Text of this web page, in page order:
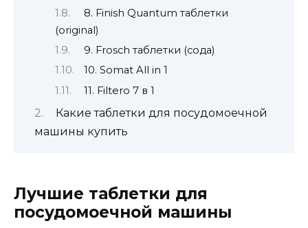
8. Finish Quantum таблетки
(original)
9. Frosch таблетки (сода)
10. Somat All in 1
11. Filtero 7 в 1
Какие таблетки для посудомоечной
машины купить
Лучшие таблетки для
посудомоечной машины